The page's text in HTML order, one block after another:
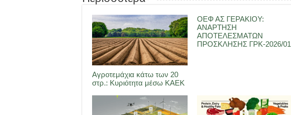
Αγροτεμάχια κάτω των 20
στρ.: Κυριότητα μέσω ΚΑΕΚ
ΟΕΦ ΑΣ ΓΕΡΑΚΙΟΥ:
ΑΝΑΡΤΗΣΗ
ΑΠΟΤΕΛΕΣΜΑΤΩΝ
ΠΡΟΣΚΛΗΣΗΣ ΓΡΚ-2026/01